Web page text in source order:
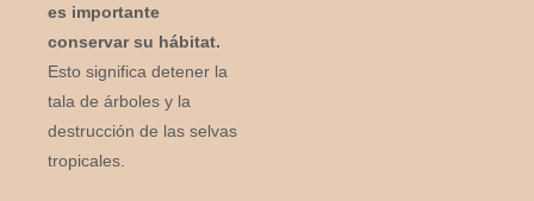
es importante
conservar su hábitat.
Esto significa detener la
tala de árboles y la
destrucción de las selvas
tropicales.